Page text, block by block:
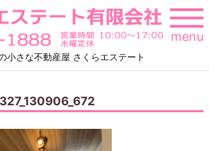
小さな不動産屋 さくらエステート
menu